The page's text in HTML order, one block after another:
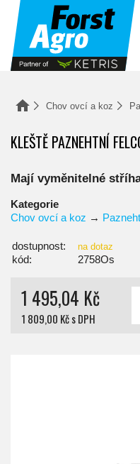
Chov ovcí a koz
KLEŠTĚ PAZNEHTNÍ
Mají vyměnitelné
Kategorie
Chov ovcí a koz →
dostupnost: na dotaz
kód: 2758Os
1 495,04 Kč
1 809,00 Kč s DPH